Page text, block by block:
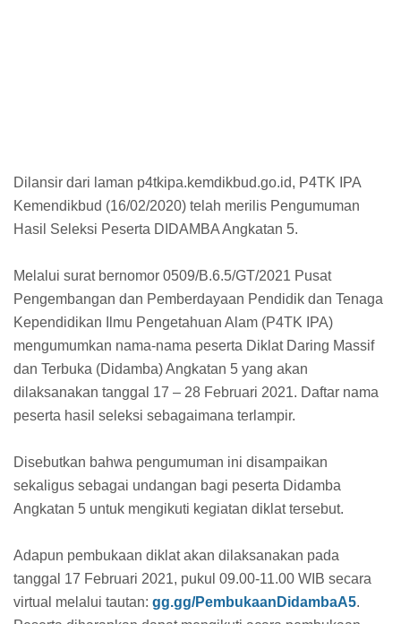
Dilansir dari laman p4tkipa.kemdikbud.go.id, P4TK IPA
Kemendikbud (16/02/2020) telah merilis Pengumuman
Hasil Seleksi Peserta DIDAMBA Angkatan 5.
Melalui surat bernomor 0509/B.6.5/GT/2021 Pusat
Pengembangan dan Pemberdayaan Pendidik dan Tenaga
Kependidikan Ilmu Pengetahuan Alam (P4TK IPA)
mengumumkan nama-nama peserta Diklat Daring Massif
dan Terbuka (Didamba) Angkatan 5 yang akan
dilaksanakan tanggal 17 – 28 Februari 2021. Daftar nama
peserta hasil seleksi sebagaimana terlampir.
Disebutkan bahwa pengumuman ini disampaikan
sekaligus sebagai undangan bagi peserta Didamba
Angkatan 5 untuk mengikuti kegiatan diklat tersebut.
Adapun pembukaan diklat akan dilaksanakan pada
tanggal 17 Februari 2021, pukul 09.00-11.00 WIB secara
virtual melalui tautan: gg.gg/PembukaanDidambaA5.